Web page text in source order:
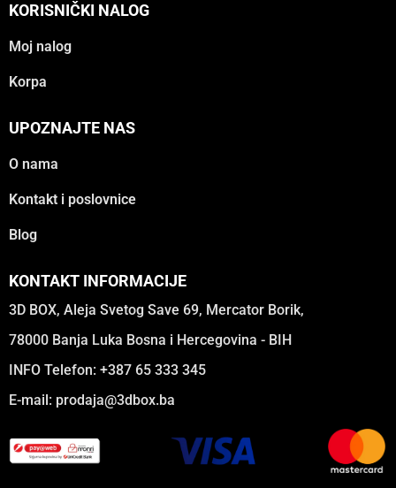
KORISNIČKI NALOG
Moj nalog
Korpa
UPOZNAJTE NAS
O nama
Kontakt i poslovnice
Blog
KONTAKT INFORMACIJE
3D BOX, Aleja Svetog Save 69, Mercator Borik,
78000 Banja Luka Bosna i Hercegovina - BIH
INFO Telefon: +387 65 333 345
E-mail: prodaja@3dbox.ba